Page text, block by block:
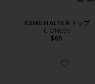
ESME HALTER トップ
LIONESS
$65